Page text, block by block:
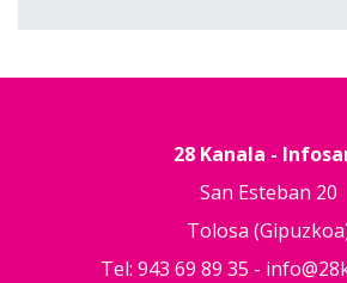
28 Kanala -
San Esteban 20
Tolosa
Tel: 943 69 89 35 -